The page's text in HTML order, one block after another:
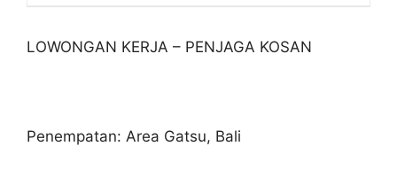
LOWONGAN KERJA – PENJAGA KOSAN
Penempatan: Area Gatsu, Bali